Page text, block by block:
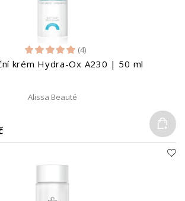
(4)
krém Hydra-Ox A230 | 50 ml
Alissa Beauté